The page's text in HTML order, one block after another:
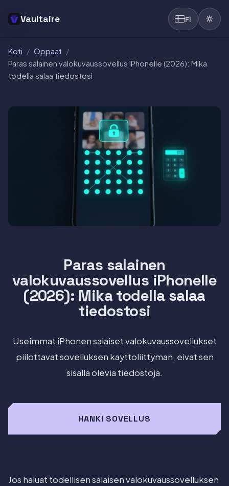
Vaultaire FI
Koti / Oppaat /
Paras salainen valokuvaussovellus iPhonelle (2026): Mika
todella salaa tiedostosi
Paras salainen
valokuvaussovellus iPhonelle
(2026): Mika todella salaa
tiedostosi
Useimmat iPhonen salaiset valokuvaussovellukset
piilottavat sovelluksen kayttoliittyman, eivat sen
sisalla olevia tiedostoja.
HANKI SOVELLUS
Jos haluat todellisen salaisen valokuvaussovelluksen